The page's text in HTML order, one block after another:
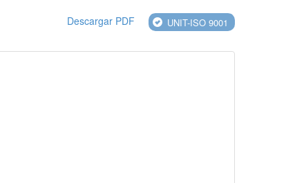
UNIT-ISO 9001
Descargar PDF